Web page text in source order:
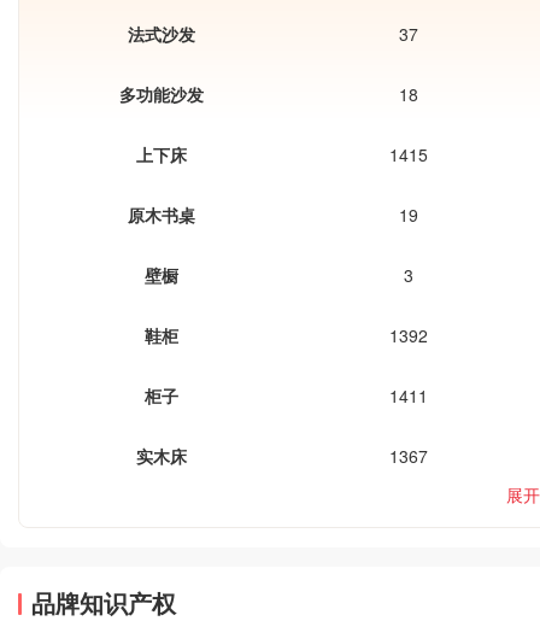
法式沙发 37
多功能沙发 18
上下床 1415
原木书桌 19
壁橱 3
鞋柜 1392
柜子 1411
实木床
1367
展开
品牌知识产权